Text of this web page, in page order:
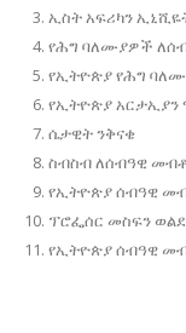
ኢስት አፍሪካን
የሕግ ባለሙያዎች
የኢትዮጵያ የሕግ
የኢትዮጵያ አርታኢያን
ሴታዊት ንቅናቄ
ስብስብ ለሰብዓዊ
የኢትዮጵያ ሰብዓዊ
ፕሮፌሰር መስፍን
የኢትዮጵያ ሰብዓዊ